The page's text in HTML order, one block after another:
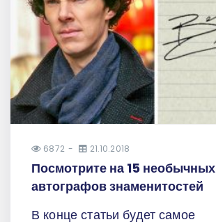
6872 21.10.2018
Посмотрите на 15 необычных
автографов знаменитостей
В конце статьи будет самое